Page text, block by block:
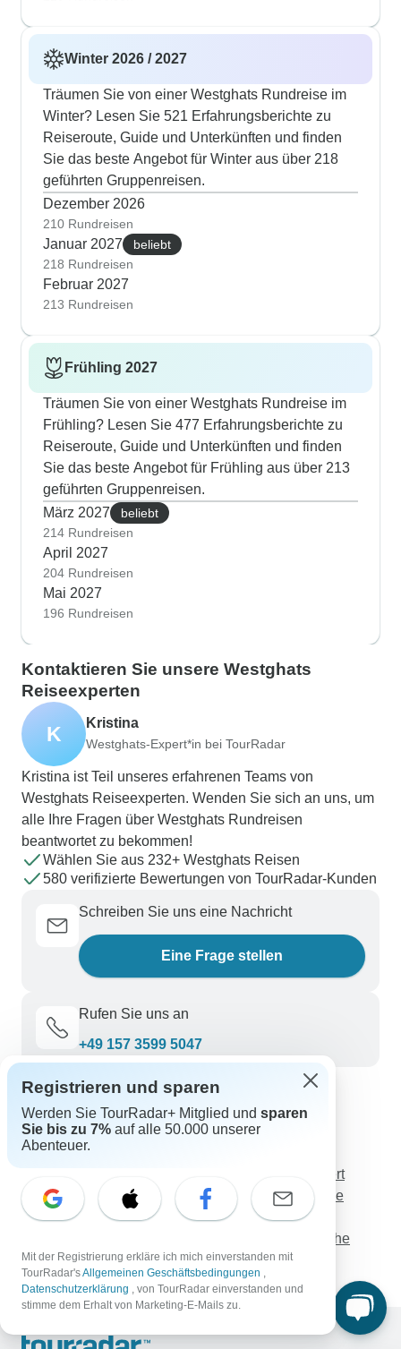
Winter 2026 / 2027
Träumen Sie von einer Westghats Rundreise im
Winter? Lesen Sie 521 Erfahrungsberichte zu
Reiseroute, Guide und Unterkünften und finden
Sie das beste Angebot für Winter aus über 218
geführten Gruppenreisen.
Dezember 2026
210 Rundreisen
Januar 2027
beliebt
218 Rundreisen
Februar 2027
213 Rundreisen
Frühling 2027
Träumen Sie von einer Westghats Rundreise im
Frühling? Lesen Sie 477 Erfahrungsberichte zu
Reiseroute, Guide und Unterkünften und finden
Sie das beste Angebot für Frühling aus über 213
geführten Gruppenreisen.
März 2027
beliebt
214 Rundreisen
April 2027
204 Rundreisen
Mai 2027
196 Rundreisen
Kontaktieren Sie unsere Westghats
Reiseexperten
K Kristina
Westghats-Expert*in bei TourRadar
Kristina ist Teil unseres erfahrenen Teams von
Westghats Reiseexperten. Wenden Sie sich an uns, um
alle Ihre Fragen über Westghats Rundreisen
beantwortet zu bekommen!
Wählen Sie aus 232+ Westghats Reisen
580 verifizierte Bewertungen von TourRadar-Kunden
Schreiben Sie uns eine Nachricht
Eine Frage stellen
Rufen Sie uns an
+49 157 3599 5047
TourRadar entdecken
Südafrika Rundreisen
Marokko Rundreisen
3 Wochen Thailand Rundreise-Intensiv & preiswert
Für WEIN Liebhaber - Chilenische & Argentinische
Weinberge Erlebnisreise - 10 Tage
Romantisches Großbritannien und Irland (Klassiche
Rundreise, Vorschau 2022, 26 Etappen)
Registrieren und sparen
Werden Sie TourRadar+ Mitglied und sparen
Sie bis zu 7% auf alle 50.000 unserer
Abenteuer.
Mit der Registrierung erkläre ich mich einverstanden mit
TourRadar'sAllgemeinen Geschäftsbedingungen ,
Datenschutzerklärung , von TourRadar einverstanden und
stimme dem Erhalt von Marketing-E-Mails zu.